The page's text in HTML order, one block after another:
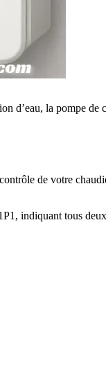
d’eau, la pompe de
de votre
indiquant tous